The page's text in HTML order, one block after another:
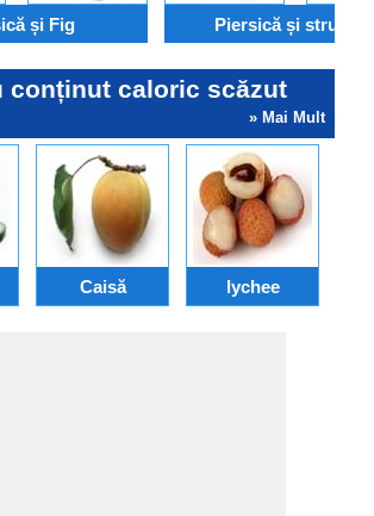
și Fig Piersică și
conținut caloric scăzut
» Mai Mult
Caisă lychee